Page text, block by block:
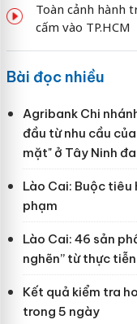
Toàn cảnh hành
cấm vào TP.HCM
Bài đọc nhiều
Agribank Chi
đầu từ nhu cầu
mặt" ở Tây Ninh
Lào Cai: Buộc
phạm
Lào Cai: 46 sản
nghẽn” từ thực
Kết quả kiểm tra
trong 5 ngày